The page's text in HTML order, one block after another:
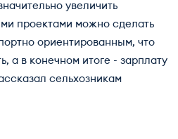
увеличить
проектами можно сделать
ориентированным, что
а в конечном итоге - зарплату
сельхозникам